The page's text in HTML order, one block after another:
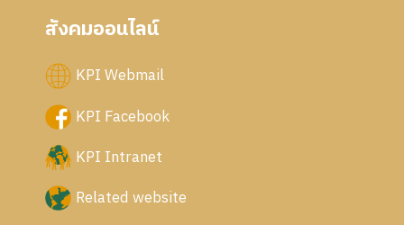
สังคมออนไลน์
KPI Webmail
KPI Facebook
KPI Intranet
Related website